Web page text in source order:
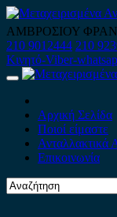
Skip
to
content
ΑΜΒΡΟΣΙΟΥ
210 9012444 210
Κινητό-Viber-
Primary
Αρχική Σελίδα
Ποιοί είμαστε
Ανταλλακτικά
Επικοινωνία